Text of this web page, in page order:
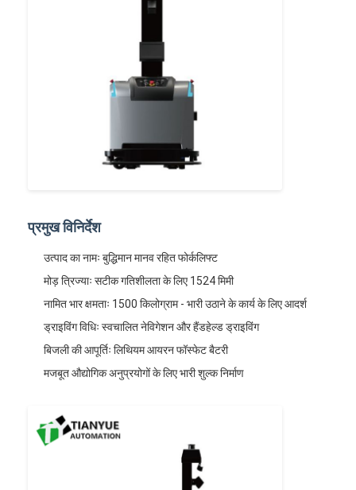
गुणवत्ता नियंत्रण
हमसे संपर्क करें
समाचार
सभी मामलों
प्रमुख विनिर्देश
उत्पाद का नामः बुद्धिमान मानव रहित फोर्कलिफ्ट
मोड़ त्रिज्याः सटीक गतिशीलता के लिए 1524 मिमी
नामित भार क्षमताः 1500 किलोग्राम - भारी उठाने के कार्य के लिए आदर्श
ड्राइविंग विधिः स्वचालित नेविगेशन और हैंडहेल्ड ड्राइविंग
बिजली की आपूर्तिः लिथियम आयरन फॉस्फेट बैटरी
मजबूत औद्योगिक अनुप्रयोगों के लिए भारी शुल्क निर्माण